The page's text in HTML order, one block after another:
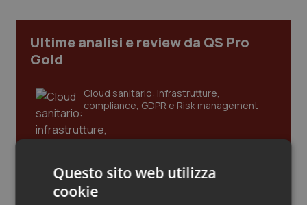
Lombardia
Marche
Molise
Provincia Autonoma di Bolzano
Dolore
Donna & Salute
Epatiti
Infezioni & Febbre
Ultime analisi e review da QS Pro
Gold
Cloud sanitario: infrastrutture,
compliance, GDPR e Risk management
dalle Linee Guida alle terapie innovative
Questo sito web utilizza
cookie